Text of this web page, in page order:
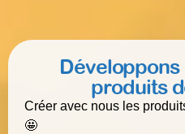
produits
Créer avec nous les
🤩